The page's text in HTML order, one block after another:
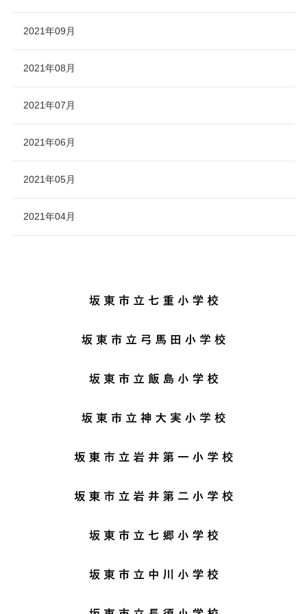
2021年09月
2021年08月
2021年07月
2021年06月
2021年05月
2021年04月